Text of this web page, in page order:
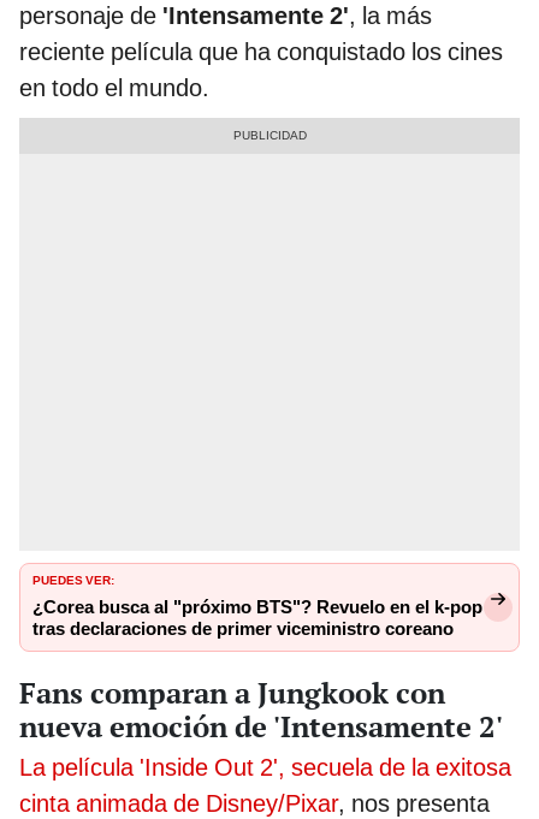
personaje de 'Intensamente 2', la más
reciente película que ha conquistado los cines
en todo el mundo.
PUEDES VER:
¿Corea busca al "próximo BTS"? Revuelo en el k-pop
tras declaraciones de primer viceministro coreano
Fans comparan a Jungkook con
nueva emoción de 'Intensamente 2'
La película 'Inside Out 2', secuela de la exitosa
cinta animada de Disney/Pixar, nos presenta